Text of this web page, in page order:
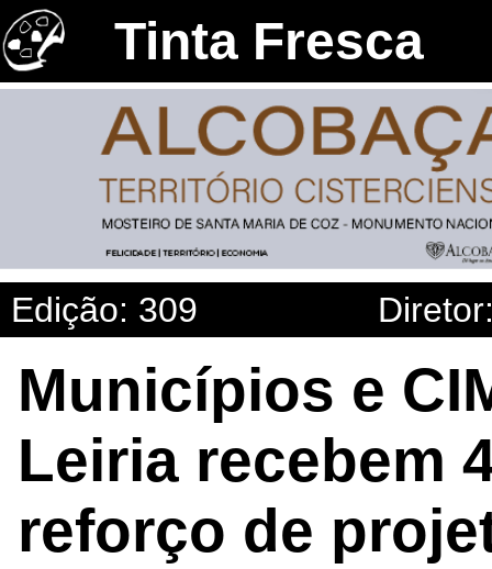
Tinta Fresca
Edição: 309
Municípios e
Leiria recebem
reforço de